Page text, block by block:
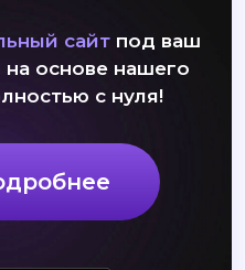
сайт под ваш
основе нашего
с нуля!